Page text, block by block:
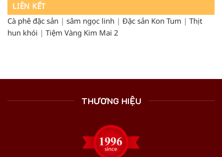
LIÊN KẾT
Cà phê đặc sản | sâm ngọc linh | Đặc sản Kon Tum | Thịt
hun khói | Tiệm Vàng Kim Mai 2
THƯƠNG HIỆU